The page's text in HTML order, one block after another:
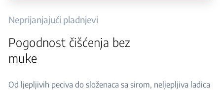
Neprijanjajući pladnjevi
Pogodnost čišćenja bez
muke
Od ljepljivih peciva do složenaca sa sirom, neljepljiva ladica